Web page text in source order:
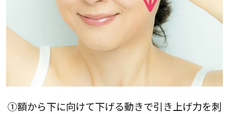
①額から下に向けて下げる動きで引き上げ力を刺